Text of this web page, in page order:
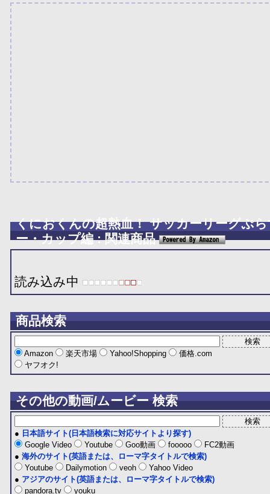
くにおくんの超熱血！ サッカーリーグぷ
ー・カップ編 : 関連商品
読み込み中
商品検索
Amazon 楽天市場 Yahoo!Shopping
価格.com
ヤフオク!
その他の動画/ムービー 検索
● 日本語サイト(日本語検索に対応サイトより探す)
Google Video
Youtube Goo動画 fooooo
FC2動画
● 海外のサイト(英語または、ローマ字タイトルで検索)
Youtube
Dailymotion veoh
Yahoo Video
● アジアのサイト(英語または、ローマ字タイトルで検索)
pandora.tv
youku